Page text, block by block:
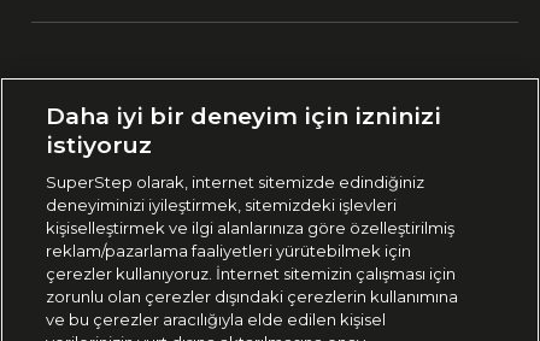
🇹🇷 Türkiye
444 37 36
Uygulamadan Takip Edin
Daha iyi bir deneyim için izninizi
istiyoruz
SuperStep olarak, internet sitemizde edindiğiniz
deneyiminizi iyileştirmek, sitemizdeki işlevleri
kişiselleştirmek ve ilgi alanlarınıza göre özelleştirilmiş
reklam/pazarlama faaliyetleri yürütebilmek için
çerezler kullanıyoruz. İnternet sitemizin çalışması için
zorunlu olan çerezler dışındaki çerezlerin kullanımına
ve bu çerezler aracılığıyla elde edilen kişisel